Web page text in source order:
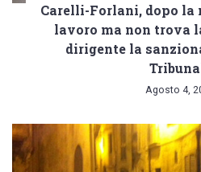
Carelli-Forlani, dopo
lavoro ma non trova
dirigente la
Agosto 4,